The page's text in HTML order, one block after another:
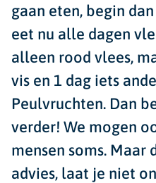
gaan eten, begin
eet nu alle dagen
alleen rood vlees,
vis en 1 dag iets
Peulvruchten. Dan
verder! We mogen
mensen soms. Maar
advies, laat je niet